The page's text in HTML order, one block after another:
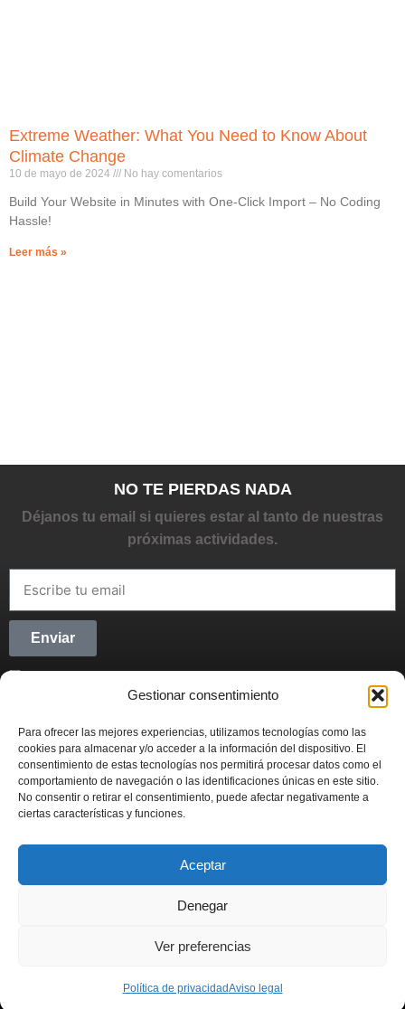
Gestionar consentimiento
Para ofrecer las mejores experiencias, utilizamos tecnologías como las
cookies para almacenar y/o acceder a la información del dispositivo. El
consentimiento de estas tecnologías nos permitirá procesar datos como el
comportamiento de navegación o las identificaciones únicas en este sitio.
No consentir o retirar el consentimiento, puede afectar negativamente a
ciertas características y funciones.
Aceptar
Denegar
Ver preferencias
Política de privacidadAviso legal
Extreme Weather: What You Need to Know About
Climate Change
10 de mayo de 2024 No hay comentarios
Build Your Website in Minutes with One-Click Import – No Coding
Hassle!
Leer más »
NO TE PIERDAS NADA
Déjanos tu email si quieres estar al tanto de nuestras
próximas actividades.
Enviar
Síguenos en Redes Sociales y forma parte del
movimiento emprendedor.